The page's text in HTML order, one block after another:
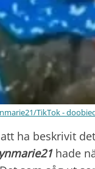
TikTok -
ha beskrivit
hade